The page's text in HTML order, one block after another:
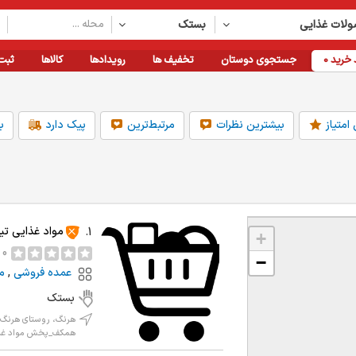
بستک غذایی
کالاها رویدادها تخفیف ها جستجوی دوستان خرید0
پیک دارد مرتبط‌ترین بیشترین نظرات
بستک
بهداشت و درمان
لوازم خانگی
خدمات آموزشی
پمپ بنزین
دسته بندی بیشتر
محصولات غذایی
قابلیت رزرواسیون
کارت خوان دارد
پارکینگ دارد
مناسب برای کودکان
همه
فاصله
1.
مواد غذایی
0 نظر
عمده فروشی,
بستک
هرنگ، روستای
همکف_پخش مواد
+
−